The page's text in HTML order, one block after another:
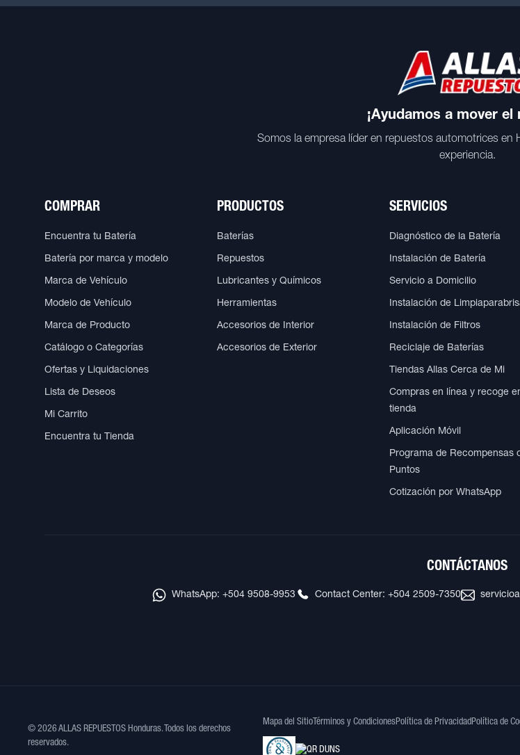
¡Ayudamos a mover el
Somos la empresa líder en repuestos automotrices en
experiencia.
COMPRAR
Encuentra tu Batería
Batería por marca y modelo
Marca de Vehículo
Modelo de Vehículo
Marca de Producto
Catálogo o Categorías
Ofertas y Liquidaciones
Lista de Deseos
Mi Carrito
Encuentra tu Tienda
PRODUCTOS
Baterías
Repuestos
Lubricantes y Químicos
Herramientas
Accesorios de Interior
Accesorios de Exterior
SERVICIOS
Diagnóstico de la Batería
Instalación de Batería
Servicio a Domicilio
Instalación de
Instalación de Filtros
Reciclaje de Baterías
Tiendas Allas Cerca de Mi
Compras en línea y recoge
tienda
Aplicación Móvil
Programa de Recompensas
Puntos
Cotización por WhatsApp
CONTÁCTANOS
WhatsApp: +504 9508-9953 Contact Center: +504 2509-7350
© 2026 ALLAS REPUESTOS Honduras. Todos los derechos
reservados.
Mapa del Sitio Términos y CondicionesPolítica de Privacidad Política de